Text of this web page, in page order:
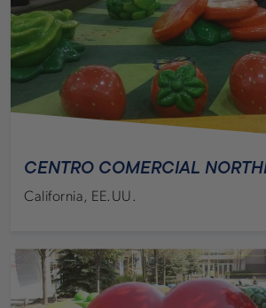
CENTRO COMERCIAL
California, EE.UU.